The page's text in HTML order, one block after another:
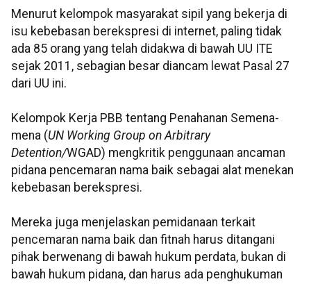
Menurut kelompok masyarakat sipil yang bekerja di
isu kebebasan berekspresi di internet, paling tidak
ada 85 orang yang telah didakwa di bawah UU ITE
sejak 2011, sebagian besar diancam lewat Pasal 27
dari UU ini.
Kelompok Kerja PBB tentang Penahanan Semena-
mena (UN Working Group on Arbitrary
Detention/WGAD) mengkritik penggunaan ancaman
pidana pencemaran nama baik sebagai alat menekan
kebebasan berekspresi.
Mereka juga menjelaskan pemidanaan terkait
pencemaran nama baik dan fitnah harus ditangani
pihak berwenang di bawah hukum perdata, bukan di
bawah hukum pidana, dan harus ada penghukuman